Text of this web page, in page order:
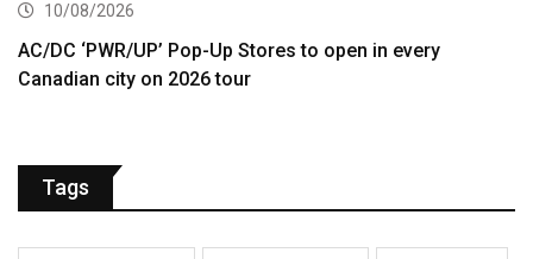
10/08/2026
AC/DC ‘PWR/UP’ Pop-Up Stores to open in every
Canadian city on 2026 tour
Tags